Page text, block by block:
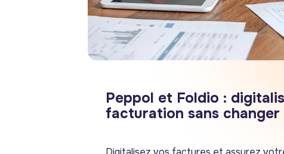
Peppol et Foldio :
facturation sans